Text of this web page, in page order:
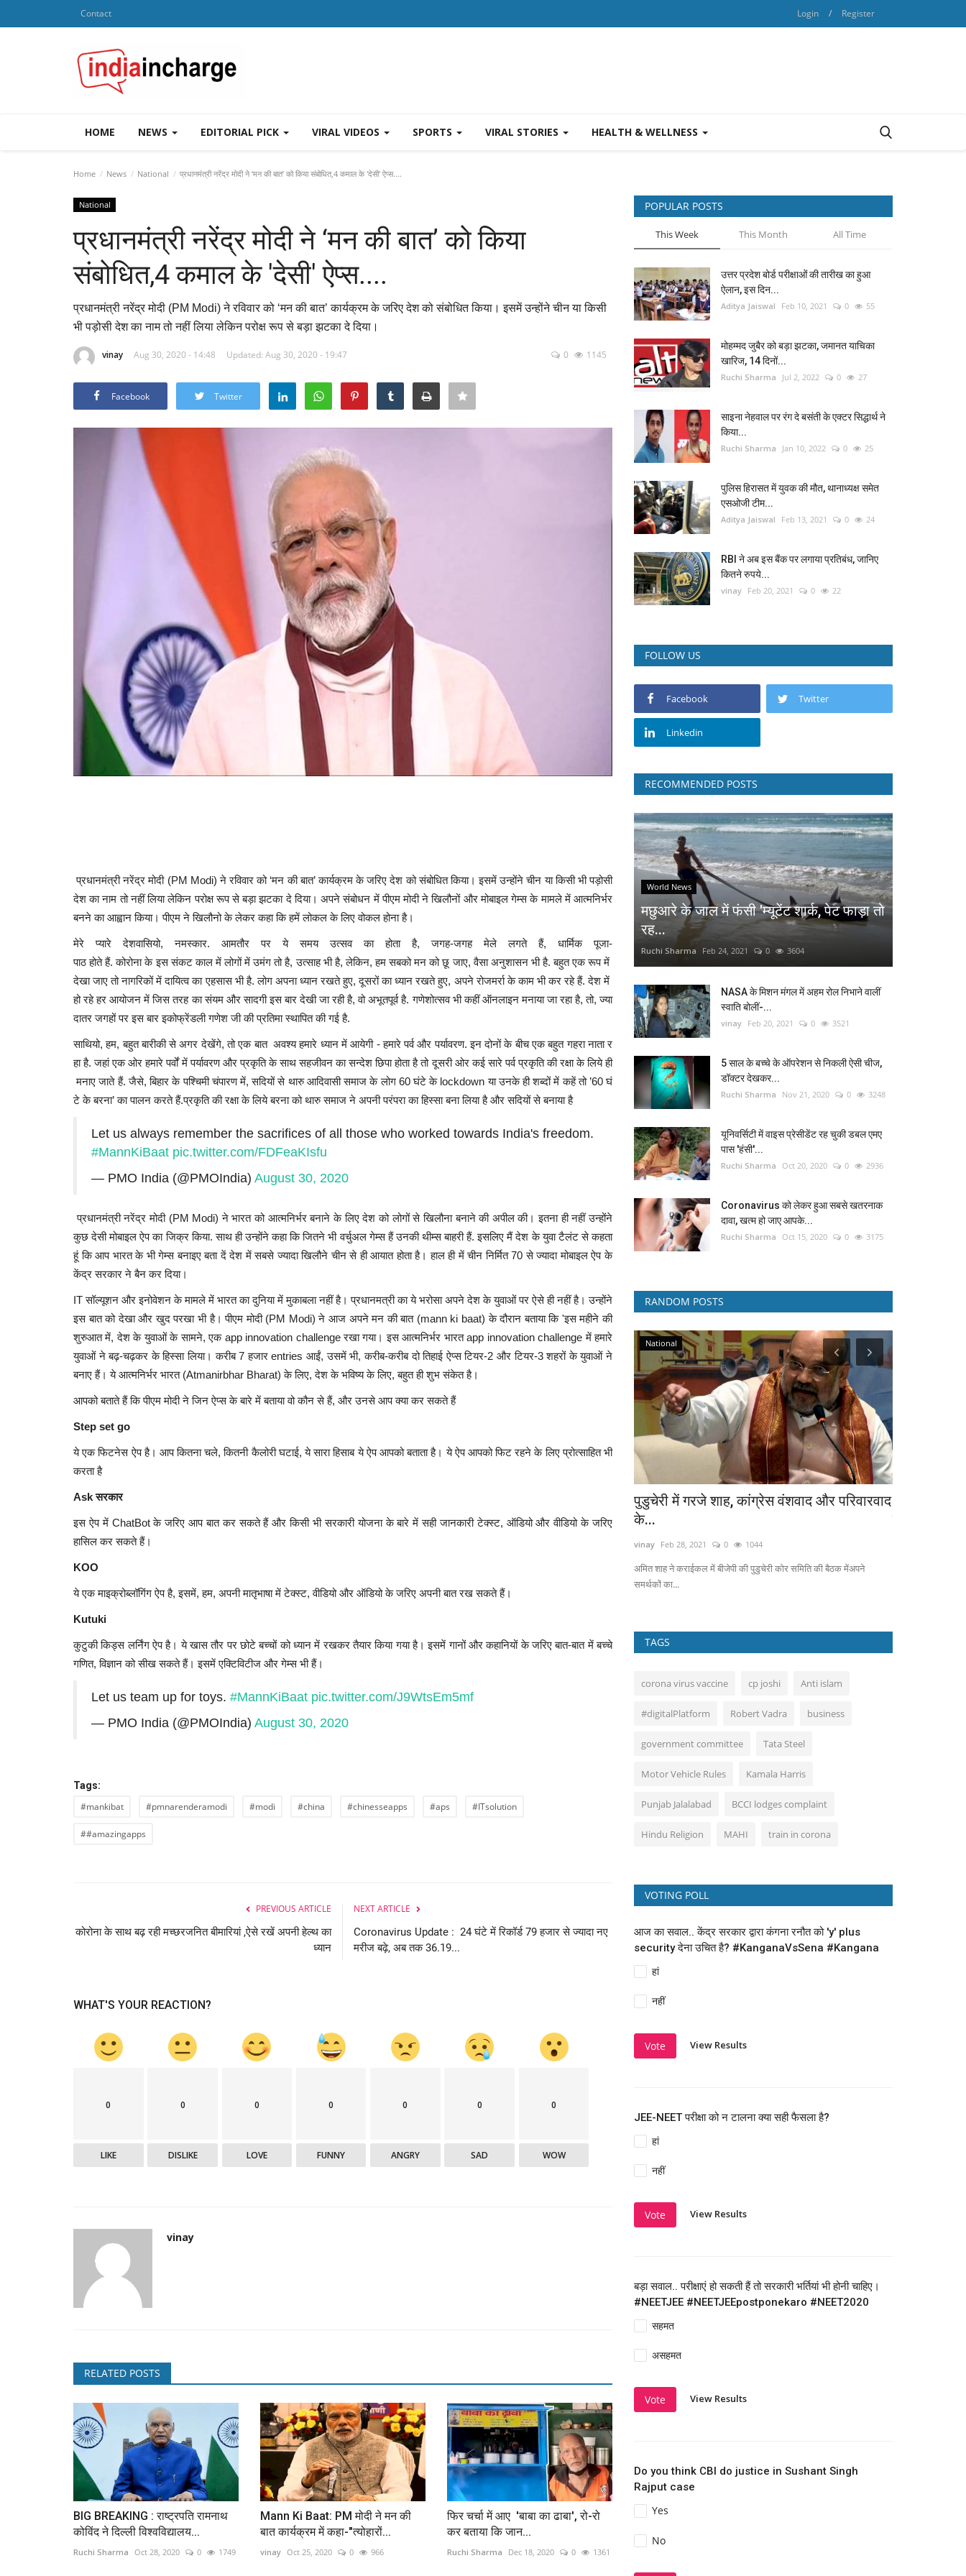
Contact Login / Register
HOME NEWS EDITORIAL PICK VIRAL VIDEOS SPORTS VIRAL STORIES HEALTH & WELLNESS
Home News National प्रधानमंत्री नरेंद्र मोदी ने ‘मन की बात’ को किया संबोधित,4 कमाल के 'देसी' ऐप्स....
National
प्रधानमंत्री नरेंद्र मोदी ने ‘मन की बात’ को किया
संबोधित,4 कमाल के 'देसी' ऐप्स....
प्रधानमंत्री नरेंद्र मोदी (PM Modi) ने रविवार को ‘मन की बात’ कार्यक्रम के जरिए देश को संबोधित किया। इसमें उन्होंने चीन या किसी
भी पड़ोसी देश का नाम तो नहीं लिया लेकिन परोक्ष रूप से बड़ा झटका दे दिया।
vinay Aug 30, 2020 - 14:48 Updated: Aug 30, 2020 - 19:47 0 1145
Facebook Twitter
प्रधानमंत्री नरेंद्र मोदी (PM Modi) ने रविवार को ‘मन की बात’ कार्यक्रम के जरिए देश को संबोधित किया। इसमें उन्होंने चीन या किसी भी पड़ोसी
देश का नाम तो नहीं लिया लेकिन परोक्ष रूप से बड़ा झटका दे दिया। अपने संबोधन में पीएम मोदी ने खिलौनों और मोबाइल गेम्स के मामले में आत्मनिर्भर
बनने का आह्वान किया। पीएम ने खिलौनो के लेकर कहा कि हमें लोकल के लिए वोकल होना है।
मेरे प्यारे देशवासियो, नमस्कार. आमतौर पर ये समय उत्सव का होता है, जगह-जगह मेले लगते हैं, धार्मिक
पूजा-
पाठ होते हैं. कोरोना के इस संकट काल में लोगों में उमंग तो है, उत्साह भी है, लेकिन, हम सबको मन को छू जाए, वैसा अनुशासन भी है. बहुत एक रूप में
देखा जाए तो नागरिकों में दायित्व का एहसास भी है. लोग अपना ध्यान रखते हुए, दूसरों का ध्यान रखते हुए, अपने रोजमर्रा के काम भी कर रहे हैं. देश में
हो रहे हर आयोजन में जिस तरह का संयम और सादगी इस बार देखी जा रही है, वो अभूतपूर्व है. गणेशोत्सव भी कहीं ऑनलाइन मनाया जा रहा है, तो, ज्या
दातर जगहों पर इस बार इकोफ्रेंडली गणेश जी की प्रतिमा स्थापित की गई है.
साथियो, हम, बहुत बारीकी से अगर देखेंगे, तो एक बात अवश्य हमारे ध्यान में आयेगी - हमारे पर्व और पर्यावरण. इन दोनों के बीच एक बहुत गहरा नाता र
हा है. जहां एक ओर हमारे पर्वों में पर्यावरण और प्रकृति के साथ सहजीवन का सन्देश छिपा होता है तो दूसरी ओर कई सारे पर्व प्रकृति की रक्षा के लिये ही
मनाए जाते हैं. जैसे, बिहार के पश्चिमी चंपारण में, सदियों से थारु आदिवासी समाज के लोग 60 घंटे के lockdown या उनके ही शब्दों में कहें तो ’60 घं
टे के बरना’ का पालन करते हैं.प्रकृति की रक्षा के लिये बरना को थारु समाज ने अपनी परंपरा का हिस्सा बना लिया है और सदियों से बनाया है
Let us always remember the sacrifices of all those who worked towards India's freedom.
#MannKiBaat pic.twitter.com/FDFeaKIsfu
— PMO India (@PMOIndia) August 30, 2020
प्रधानमंत्री नरेंद्र मोदी (PM Modi) नेभारत को आत्मनिर्भर बनाने के लिए देश को लोगों से खिलौना बनाने की अपील की। इतना ही नहीं उन्होंने
कुछ देसी मोबाइल ऐप का जिक्र किया. साथ ही उन्होंने कहा कि जितने भी वर्चुअल गेम्स हैं उनकी थीम्स बाहरी हैं. इसलिए मैं देश के युवा टैलंट से कहता
हूं कि आप भारत के भी गेम्स बनाइए बता दें देश में सबसे ज्यादा खिलौने चीन से ही आयात होता है। हाल ही में चीन निर्मित 70 से ज्यादा मोबाइल ऐप के
केंद्र सरकार ने बैन कर दिया।
IT सॉल्यूशन और इनोवेशन के मामले में भारत का दुनिया में मुकाबला नहीं है। प्रधानमत्री का ये भरोसा अपने देश के युवाओं पर ऐसे ही नहीं है। उन्होंने
इस बात को देखा और खुद परखा भी है। पीएम मोदी (PM Modi) ने आज अपने मन की बात (mann ki baat) के दौरान बताया कि 'इस महीने की
शुरुआत में, देश के युवाओं के सामने, एक app innovation challenge रखा गया। इस आत्मनिर्भर भारत app innovation challenge में हमारे
युवाओं ने बढ़-चढ़कर के हिस्सा लिया। करीब 7 हजार entries आईं, उसमें भी, करीब-करीब दो तिहाई ऐप्स टियर-2 और टियर-3 शहरों के युवाओं ने
बनाए हैं। ये आत्मनिर्भर भारत (Atmanirbhar Bharat) के लिए, देश के भविष्य के लिए, बहुत ही शुभ संकेत है।
आपको बताते हैं कि पीएम मोदी ने जिन ऐप्स के बारे में बताया वो कौन से हैं, और उनसे आप क्या कर सकते हैं
Step set go
ये एक फिटनेस ऐप है। आप कितना चले, कितनी कैलोरी घटाई, ये सारा हिसाब ये ऐप आपको बताता है। ये ऐप आपको फिट रहने के लिए प्रोत्साहित भी
करता है
Ask सरकार
इस ऐप में ChatBot के जरिए आप बात कर सकते हैं और किसी भी सरकारी योजना के बारे में सही जानकारी टेक्स्ट, ऑडियो और वीडियो के जरिए
हासिल कर सकते हैं।
KOO
ये एक माइक्रोब्लॉगिंग ऐप है, इसमें, हम, अपनी मातृभाषा में टेक्स्ट, वीडियो और ऑडियो के जरिए अपनी बात रख सकते हैं।
Kutuki
कुटुकी किड्स लर्निंग ऐप है। ये खास तौर पर छोटे बच्चों को ध्यान में रखकर तैयार किया गया है। इसमें गानों और कहानियों के जरिए बात-बात में बच्चे
गणित, विज्ञान को सीख सकते हैं। इसमें एक्टिविटीज और गेम्स भी हैं।
Let us team up for toys. #MannKiBaat pic.twitter.com/J9WtsEm5mf
— PMO India (@PMOIndia) August 30, 2020
Tags:
#mankibat #pmnarenderamodi #modi #china #chinesseapps #aps #ITsolution
##amazingapps
PREVIOUS ARTICLE
कोरोना के साथ बढ़ रही मच्छरजनित बीमारियां ,ऐसे रखें अपनी हेल्थ का
ध्यान
NEXT ARTICLE
Coronavirus Update : 24 घंटे में रिकॉर्ड 79 हजार से ज्यादा नए
मरीज बढ़े, अब तक 36.19...
WHAT'S YOUR REACTION?
0
LIKE
0
DISLIKE
0
LOVE
0
FUNNY
0
ANGRY
0
SAD
0
WOW
vinay
RELATED POSTS
BIG BREAKING : राष्ट्रपति रामनाथ
कोविंद ने दिल्ली विश्वविद्यालय...
Ruchi Sharma Oct 28, 2020 0 1749
Mann Ki Baat: PM मोदी ने मन की
बात कार्यक्रम में कहा-"त्योहारों...
vinay Oct 25, 2020 0 966
फिर चर्चा में आए 'बाबा का ढाबा', रो-रो
कर बताया कि जान...
Ruchi Sharma Dec 18, 2020 0 1361
POPULAR POSTS
This Week This Month All Time
उत्तर प्रदेश बोर्ड परीक्षाओं की तारीख का हुआ
ऐलान, इस दिन...
Aditya Jaiswal Feb 10, 2021 0 55
मोहम्मद जुबैर को बड़ा झटका, जमानत याचिका
खारिज, 14 दिनों...
Ruchi Sharma Jul 2, 2022 0 27
साइना नेहवाल पर रंग दे बसंती के एक्टर सिद्धार्थ ने
किया...
Ruchi Sharma Jan 10, 2022 0 25
पुलिस हिरासत में युवक की मौत, थानाध्यक्ष समेत
एसओजी टीम...
Aditya Jaiswal Feb 13, 2021 0 24
RBI ने अब इस बैंक पर लगाया प्रतिबंध, जानिए
कितने रुपये...
vinay Feb 20, 2021 0 22
FOLLOW US
Facebook Twitter
Linkedin
RECOMMENDED POSTS
World News
मछुआरे के जाल में फंसी 'म्यूटेंट शार्क, पेट फाड़ा तो
रह...
Ruchi Sharma Feb 24, 2021 0 3604
NASA के मिशन मंगल में अहम रोल निभाने वालीं
स्वाति बोलीं-...
vinay Feb 20, 2021 0 3521
5 साल के बच्चे के ऑपरेशन से निकली ऐसी चीज,
डॉक्टर देखकर...
Ruchi Sharma Nov 21, 2020 0 3248
यूनिवर्सिटी में वाइस प्रेसीडेंट रह चुकी डबल एमए
पास 'हंसी'...
Ruchi Sharma Oct 20, 2020 0 2936
Coronavirus को लेकर हुआ सबसे खतरनाक
दावा, खत्म हो जाए आपके...
Ruchi Sharma Oct 15, 2020 0 3175
RANDOM POSTS
National
Budget 2021 Live Updates : आज पेश होगा
आम बजट, वित्त मंत्रालय...
Ruchi Sharma
क्या...
Society
कैंटर,...
नहीं...
National
पुडुचेरी में गरजे शाह, कांग्रेस वंशवाद और परिवारवाद
के...
vinay Feb 28, 2021 0 1044
अमित शाह ने कराईकल में बीजेपी की पुडुचेरी कोर समिति की बैठक मेंअपने
समर्थकों का...
TAGS
corona virus vaccine cp joshi Anti islam
#digitalPlatform Robert Vadra business
government committee Tata Steel
Motor Vehicle Rules Kamala Harris
Punjab Jalalabad BCCI lodges complaint
Hindu Religion MAHI train in corona
VOTING POLL
आज का सवाल.. केंद्र सरकार द्वारा कंगना रनौत को 'y' plus
security देना उचित है? #KanganaVsSena #Kangana
हां
नहीं
Vote View Results
JEE-NEET परीक्षा को न टालना क्या सही फैसला है?
हां
नहीं
Vote View Results
बड़ा सवाल.. परीक्षाएं हो सकती हैं तो सरकारी भर्तियां भी होनी चाहिए।
#NEETJEE #NEETJEEpostponekaro #NEET2020
सहमत
असहमत
Vote View Results
Do you think CBI do justice in Sushant Singh
Rajput case
Yes
No